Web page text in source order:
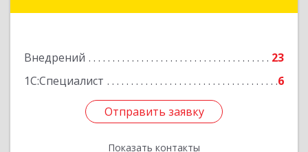
Внедрений
23
1С:Специалист
6
Отправить заявку
Показать контакты
Отправить заявку
Назад